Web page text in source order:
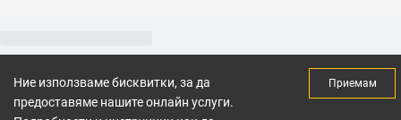
Ние използваме бисквитки, за да
предоставяме нашите онлайн услуги.
Приемам